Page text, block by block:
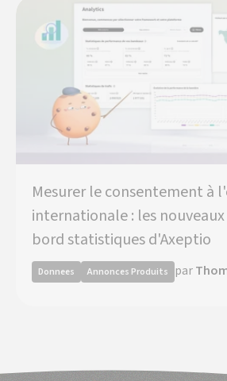
Mesurer le consentement à
internationale : les
bord statistiques d'Axeptio
Donnees Annonces Produits par